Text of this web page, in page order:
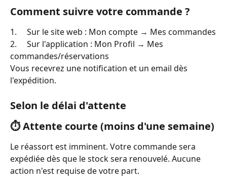
Comment suivre votre commande ?
1.     Sur le site web : Mon compte → Mes commandes
2.     Sur l'application : Mon Profil → Mes
commandes/réservations
Vous recevrez une notification et un email dès
l'expédition.
Selon le délai d'attente
⏱ Attente courte (moins d'une semaine)
Le réassort est imminent. Votre commande sera
expédiée dès que le stock sera renouvelé. Aucune
action n'est requise de votre part.